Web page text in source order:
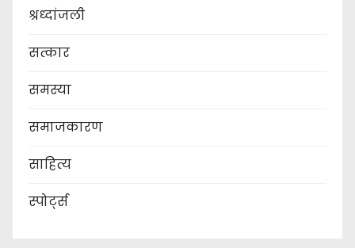
श्रध्दांजली
सत्कार
समस्या
समाजकारण
साहित्य
स्पोर्ट्स